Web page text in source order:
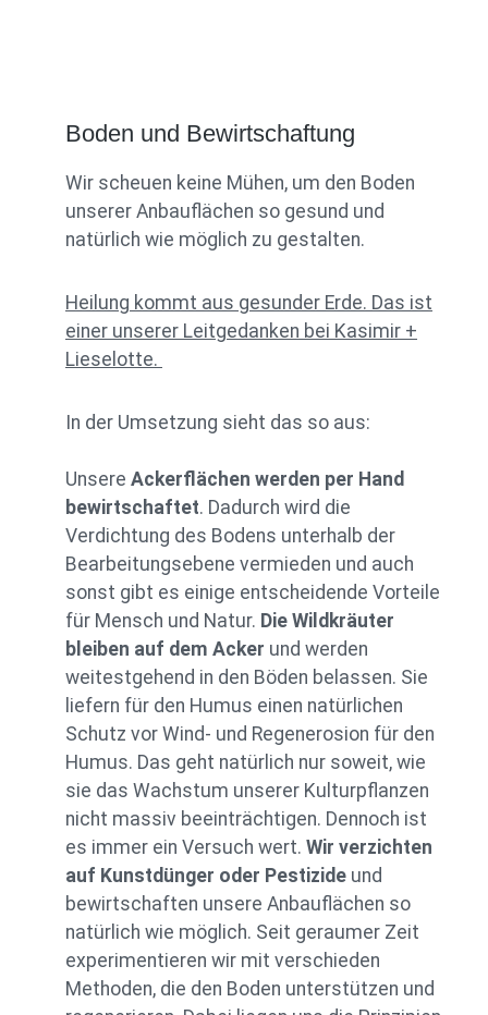
Boden und Bewirtschaftung
Wir scheuen keine Mühen, um den Boden
unserer Anbauflächen so gesund und
natürlich wie möglich zu gestalten.
Heilung kommt aus gesunder Erde. Das ist
einer unserer Leitgedanken bei Kasimir +
Lieselotte.
In der Umsetzung sieht das so aus:
Unsere Ackerflächen werden per Hand
bewirtschaftet. Dadurch wird die
Verdichtung des Bodens unterhalb der
Bearbeitungsebene vermieden und auch
sonst gibt es einige entscheidende Vorteile
für Mensch und Natur. Die Wildkräuter
bleiben auf dem Acker und werden
weitestgehend in den Böden belassen. Sie
liefern für den Humus einen natürlichen
Schutz vor Wind- und Regenerosion für den
Humus. Das geht natürlich nur soweit, wie
sie das Wachstum unserer Kulturpflanzen
nicht massiv beeinträchtigen. Dennoch ist
es immer ein Versuch wert. Wir verzichten
auf Kunstdünger oder Pestizide und
bewirtschaften unsere Anbauflächen so
natürlich wie möglich. Seit geraumer Zeit
experimentieren wir mit verschieden
Methoden, die den Boden unterstützen und